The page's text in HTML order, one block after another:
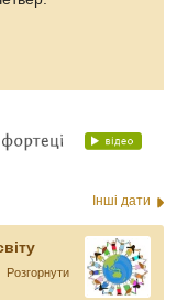
Інші дати
Розгорнути